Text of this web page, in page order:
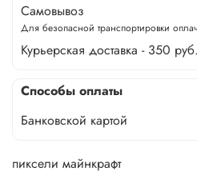
Самовывоз
Для безопасной транспортировки
Курьерская доставка - 350 руб.
Способы оплаты
Банковской картой
пиксели майнкрафт